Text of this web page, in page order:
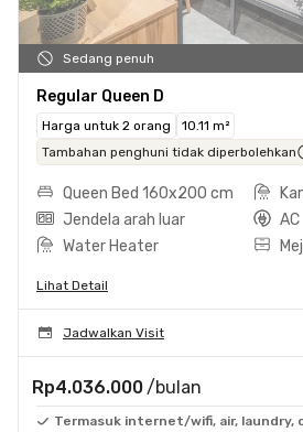
Sedang penuh
Regular Queen D
Harga untuk 2 orang
10.11 m²
Tambahan penghuni tidak diperbolehkan
Queen Bed 160x200 cm
Jendela arah luar
AC
Water Heater
Lihat Detail
Jadwalkan Visit
Rp4.036.000 /bulan
Termasuk internet/wifi, air, laundry,